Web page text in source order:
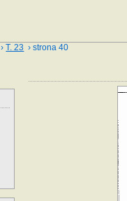
›T. 23 › strona 40